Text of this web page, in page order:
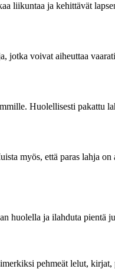
liikuntaa ja kehittävät
jotka voivat aiheuttaa
Huolellisesti pakattu
myös, että paras lahja on
huolella ja ilahduta pientä
pehmeät lelut,